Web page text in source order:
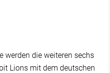
werden die weiteren sechs
Lions mit dem deutschen